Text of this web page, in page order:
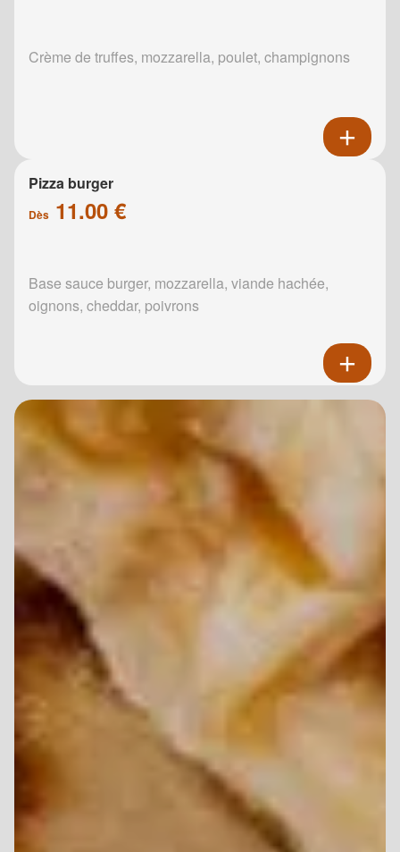
Crème de truffes, mozzarella, poulet, champignons
Pizza burger
Dès 11.00 €
Base sauce burger, mozzarella, viande hachée,
oignons, cheddar, poivrons